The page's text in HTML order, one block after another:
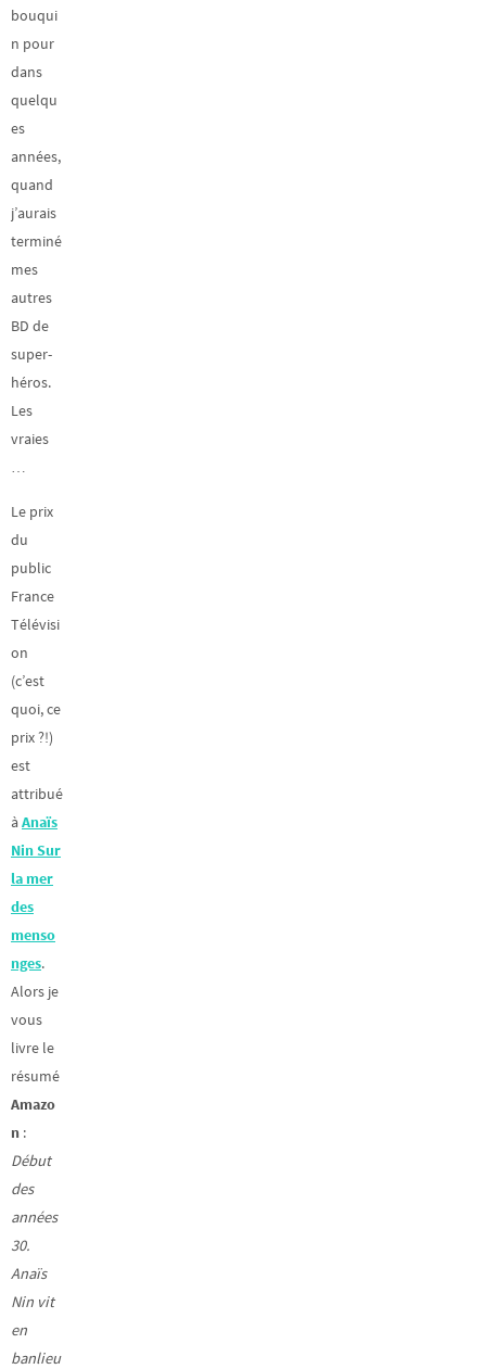
bouqui
n pour
dans
quelqu
es
années,
quand
j’aurais
terminé
mes
autres
BD de
super-
héros.
Les
vraies
…
Le prix
du
public
France
Télévisi
on
(c’est
quoi, ce
prix ?!)
est
attribué
àAnaïs
Nin Sur
la mer
des
menso
nges.
Alors je
vous
livre le
résumé
Amazo
n :
Début
des
années
30.
Anaïs
Nin vit
en
banlieu